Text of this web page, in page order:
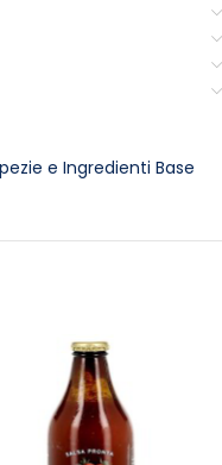
e Ingredienti Base